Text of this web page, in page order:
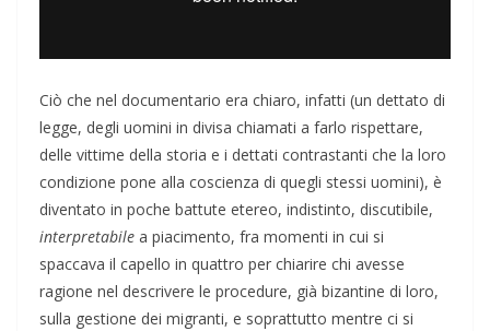
Ciò che nel documentario era chiaro, infatti (un dettato di
legge, degli uomini in divisa chiamati a farlo rispettare,
delle vittime della storia e i dettati contrastanti che la loro
condizione pone alla coscienza di quegli stessi uomini), è
diventato in poche battute etereo, indistinto, discutibile,
interpretabile a piacimento, fra momenti in cui si
spaccava il capello in quattro per chiarire chi avesse
ragione nel descrivere le procedure, già bizantine di loro,
sulla gestione dei migranti, e soprattutto mentre ci si